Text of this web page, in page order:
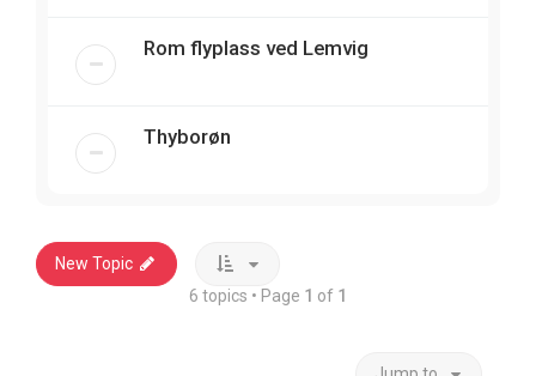
Rom flyplass ved Lemvig
Thyborøn
New Topic
6 topics • Page 1 of 1